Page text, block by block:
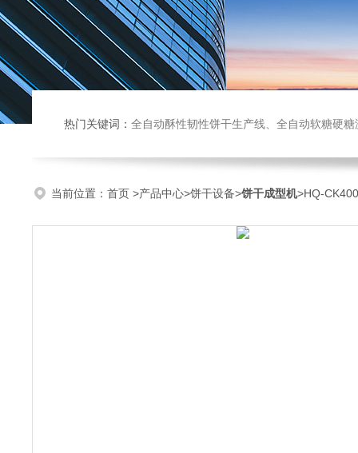
热门关键词： 全自动酥性韧性饼干生产线、全自动软糖硬糖浇注生产线、巧克力浇注生产线、桃酥饼干机、多功能曲奇机、热风旋
当前位置： 首页 >产品中心>饼干设备>饼干成型机>HQ-